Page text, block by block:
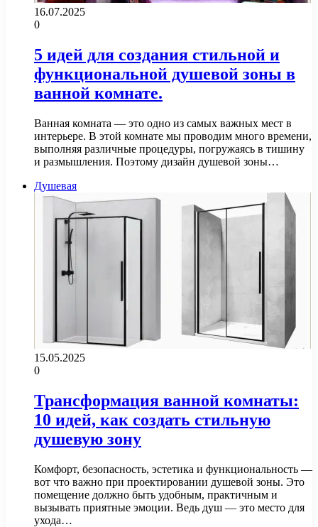
16.07.2025
0
5 идей для создания стильной и
функциональной душевой зоны в
ванной комнате.
Ванная комната — это одно из самых важных мест в
интерьере. В этой комнате мы проводим много времени,
выполняя различные процедуры, погружаясь в тишину
и размышления. Поэтому дизайн душевой зоны…
Душевая
15.05.2025
0
Трансформация ванной комнаты:
10 идей, как создать стильную
душевую зону
Комфорт, безопасность, эстетика и функциональность —
вот что важно при проектировании душевой зоны. Это
помещение должно быть удобным, практичным и
вызывать приятные эмоции. Ведь душ — это место для
ухода…